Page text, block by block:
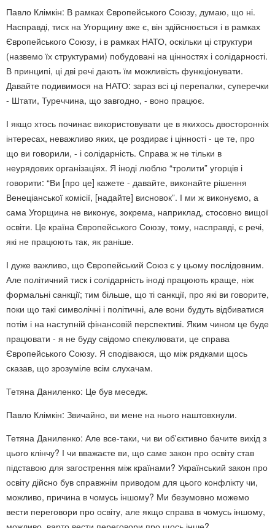
Павло Клімкін: В рамках Європейського Союзу, думаю, що ні.
Насправді, тиск на Угорщину вже є, він здійснюється і в рамках
Європейського Союзу, і в рамках НАТО, оскільки ці структури
(назвемо їх структурами) побудовані на цінностях і солідарності.
В принципі, ці дві речі дають їм можливість функціонувати.
Давайте подивимося на НАТО: зараз всі ці перепалки, суперечки
- Штати, Туреччина, що завгодно, - воно працює.
І якщо хтось починає використовувати це в якихось двосторонніх
інтересах, неважливо яких, це роздирає і цінності - це те, про
що ви говорили, - і солідарність. Справа ж не тільки в
неурядових організаціях. Я іноді люблю “тролити” угорців і
говорити: “Ви [про це] кажете - давайте, виконайте рішення
Венеціанської комісії, [надайте] висновок”. І ми ж виконуємо, а
сама Угорщина не виконує, зокрема, наприклад, стосовно вищої
освіти. Це країна Європейського Союзу, тому, насправді, є речі,
які не працюють так, як раніше.
І дуже важливо, що Європейський Союз є у цьому послідовним.
Але політичний тиск і солідарність іноді працюють краще, ніж
формальні санкції; тим більше, що ті санкції, про які ви говорите,
поки що такі символічні і політичні, але вони будуть відбиватися
потім і на наступній фінансовій перспективі. Яким чином це буде
працювати - я не буду свідомо спекулювати, це справа
Європейського Союзу. Я сподіваюся, що між рядками щось
сказав, що зрозуміле всім слухачам.
Тетяна Даниленко: Це був меседж.
Павло Клімкін: Звичайно, ви мене на нього наштовхнули.
Тетяна Даниленко: Але все-таки, чи ви об'єктивно бачите вихід з
цього клінчу? І чи вважаєте ви, що саме закон про освіту став
підставою для загострення між країнами? Український закон про
освіту дійсно був справжнім приводом для цього конфлікту чи,
можливо, причина в чомусь іншому? Ми безумовно можемо
вести переговори про освіту, але якщо справа в чомусь іншому,